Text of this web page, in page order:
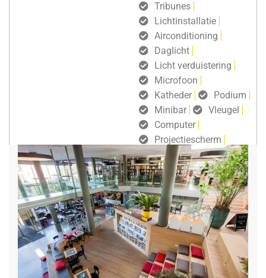
Tribunes
Lichtinstallatie
Airconditioning
Daglicht
Licht verduistering
Microfoon
Katheder
Podium
Minibar
Vleugel
Computer
Projectiescherm
gratis draadloos internet